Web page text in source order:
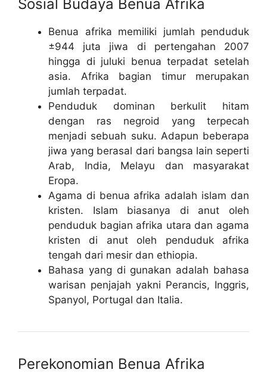
Sosial Budaya Benua Afrika
Benua afrika memiliki jumlah penduduk
±944 juta jiwa di pertengahan 2007
hingga di juluki benua terpadat setelah
asia. Afrika bagian timur merupakan
jumlah terpadat.
Penduduk dominan berkulit hitam
dengan ras negroid yang terpecah
menjadi sebuah suku. Adapun beberapa
jiwa yang berasal dari bangsa lain seperti
Arab, India, Melayu dan masyarakat
Eropa.
Agama di benua afrika adalah islam dan
kristen. Islam biasanya di anut oleh
penduduk bagian afrika utara dan agama
kristen di anut oleh penduduk afrika
tengah dari mesir dan ethiopia.
Bahasa yang di gunakan adalah bahasa
warisan penjajah yakni Perancis, Inggris,
Spanyol, Portugal dan Italia.
Perekonomian Benua Afrika